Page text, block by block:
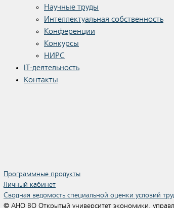
Научные труды
Интеллектуальная собственность
Конференции
Конкурсы
НИРС
IT-деятельность
Контакты
Программные продукты
Личный кабинет
Сводная ведомость специальной оценки условий
© АНО ВО Открытый университет экономики,